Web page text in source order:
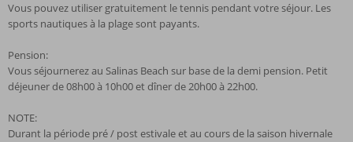
Vous pouvez utiliser gratuitement le tennis pendant votre séjour. Les
sports nautiques à la plage sont payants.
Pension:
Vous séjournerez au Salinas Beach sur base de la demi pension. Petit
déjeuner de 08h00 à 10h00 et dîner de 20h00 à 22h00.
NOTE:
Durant la période pré / post estivale et au cours de la saison hivernale